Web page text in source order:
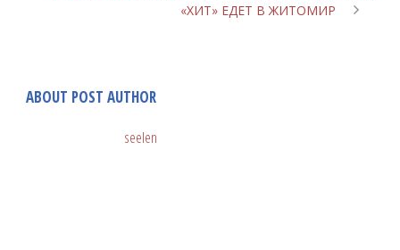
«ХИТ» ЕДЕТ В ЖИТОМИР
ABOUT POST AUTHOR
seelen